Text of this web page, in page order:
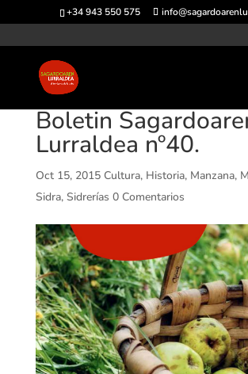
+34 943 550 575
Boletin
Lurraldea nº40.
Oct 15, 2015 Cultura, Historia, Manzana,
Sidra, Sidrerías 0 Comentarios